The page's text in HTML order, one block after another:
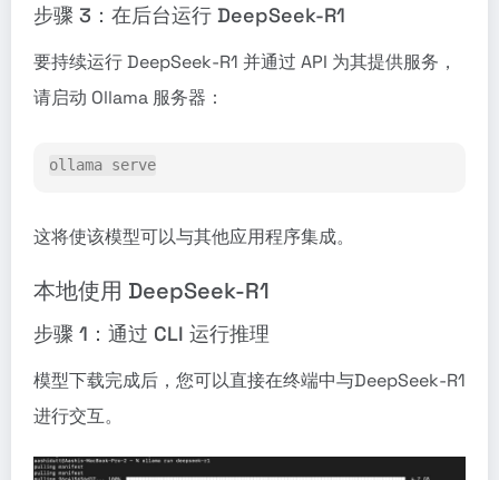
步骤 3：在后台运行 DeepSeek-R1
要持续运行 DeepSeek-R1 并通过 API 为其提供服务，
请启动 Ollama 服务器：
ollama serve
这将使该模型可以与其他应用程序集成。
本地使用 DeepSeek-R1
步骤 1：通过 CLI 运行推理
模型下载完成后，您可以直接在终端中与DeepSeek-R1
进行交互。